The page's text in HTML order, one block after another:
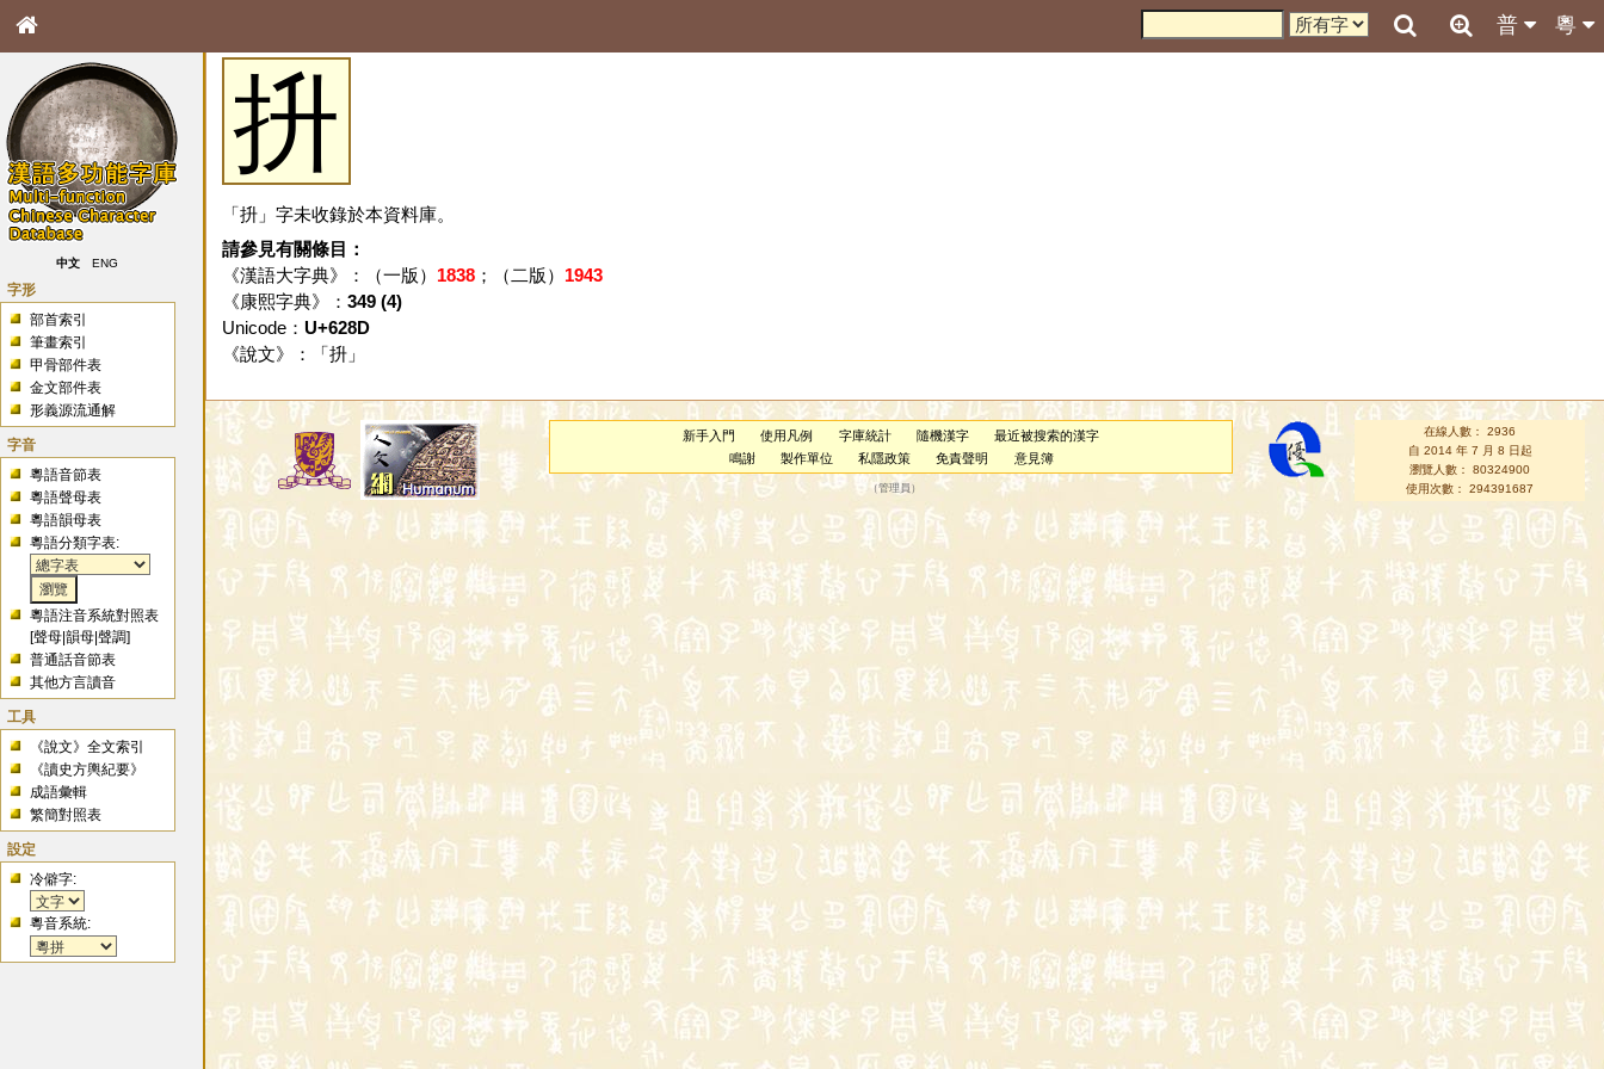
粵
普
中文 ENG
字形
部首索引
筆畫索引
甲骨部件表
金文部件表
形義源流通解
字音
粵語音節表
粵語聲母表
粵語韻母表
粵語分類字表:
粵語注音系統對照表
[聲母 |韻母 |聲調]
普通話音節表
其他方言讀音
工具
《說文》全文索引
《讀史方輿紀要》
成語彙輯
繁簡對照表
設定
冷僻字:
粵音系統:
抍
「抍」字未收錄於本資料庫。
請參見有關條目：
《漢語大字典》：（一版） 1838；（二版） 1943
《康熙字典》： 349 (4)
Unicode： U+628D
《說文》：「 抍」
新手入門 使用凡例 字庫統計 隨機漢字
最近被搜索的漢字
鳴謝
製作單位 私隱政策 免責聲明 意見簿
（管理員 ）
在線人數： 2936
自 2014 年 7 月 8 日起
瀏覽人數： 80324900
使用次數： 294391687